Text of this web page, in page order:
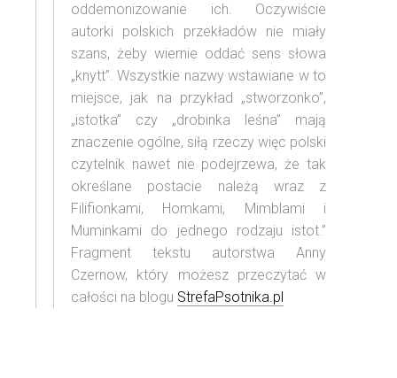
oddemonizowanie ich. Oczywiście
autorki polskich przekładów nie miały
szans, żeby wiernie oddać sens słowa
„knytt”. Wszystkie nazwy wstawiane w to
miejsce, jak na przykład „stworzonko”,
„istotka” czy „drobinka leśna” mają
znaczenie ogólne, siłą rzeczy więc polski
czytelnik nawet nie podejrzewa, że tak
określane postacie należą wraz z
Filifionkami, Homkami, Mimblami i
Muminkami do jednego rodzaju istot.”
Fragment tekstu autorstwa Anny
Czernow, który możesz przeczytać w
całości na blogu StrefaPsotnika.pl